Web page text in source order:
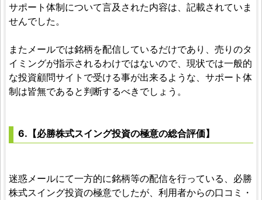
サポート体制について言及された内容は、記載されていま
せんでした。
またメールでは銘柄を配信しているだけであり、売りのタ
イミングが指示されるわけではないので、現状では一般的
な投資顧問サイトで受ける事が出来るような、サポート体
制は皆無であると判断するべきでしょう。
6.【必勝株式スイング投資の極意の総合評価】
迷惑メールにて一方的に銘柄等の配信を行っている、必勝
株式スイング投資の極意でしたが、利用者からの口コミ・